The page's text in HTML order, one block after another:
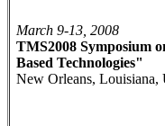
March 9-13, 2008
TMS2008 Symposium
Based Technologies"
New Orleans, Louisiana,